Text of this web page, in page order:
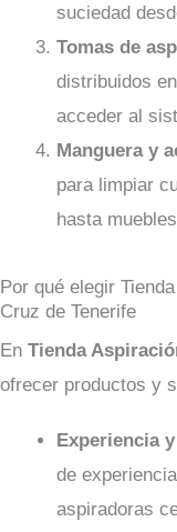
suciedad
Tomas de
distribuidos
acceder al
Manguera y
para limpiar
hasta
Por qué elegir
Cruz de Tenerife
En Tienda
ofrecer productos y
Experiencia
de
aspiradoras